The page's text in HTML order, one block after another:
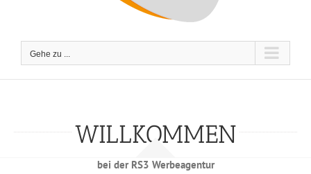
Gehe zu ...
WILLKOMMEN
bei der RS3 Werbeagentur